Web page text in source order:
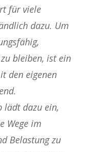
für viele
dazu. Um
bleiben, ist ein
den eigenen
lädt dazu ein,
Wege im
Belastung zu